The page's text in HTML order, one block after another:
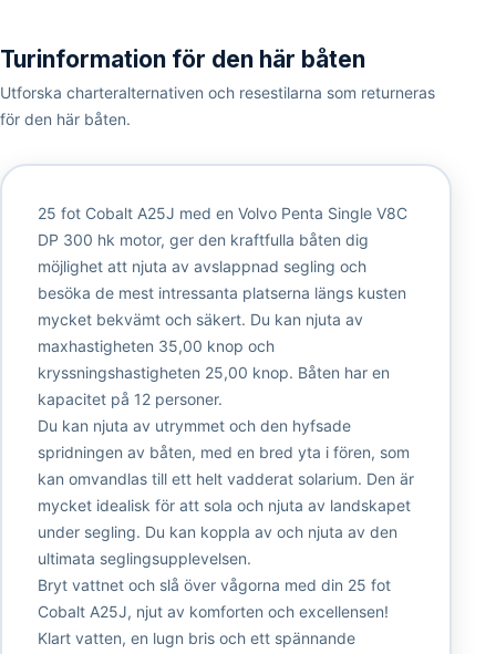
Turinformation för den här båten
Utforska charteralternativen och resestilarna som returneras
för den här båten.
25 fot Cobalt A25J med en Volvo Penta Single V8C
DP 300 hk motor, ger den kraftfulla båten dig
möjlighet att njuta av avslappnad segling och
besöka de mest intressanta platserna längs kusten
mycket bekvämt och säkert. Du kan njuta av
maxhastigheten 35,00 knop och
kryssningshastigheten 25,00 knop. Båten har en
kapacitet på 12 personer.
Du kan njuta av utrymmet och den hyfsade
spridningen av båten, med en bred yta i fören, som
kan omvandlas till ett helt vadderat solarium. Den är
mycket idealisk för att sola och njuta av landskapet
under segling. Du kan koppla av och njuta av den
ultimata seglingsupplevelsen.
Bryt vattnet och slå över vågorna med din 25 fot
Cobalt A25J, njut av komforten och excellensen!
Klart vatten, en lugn bris och ett spännande